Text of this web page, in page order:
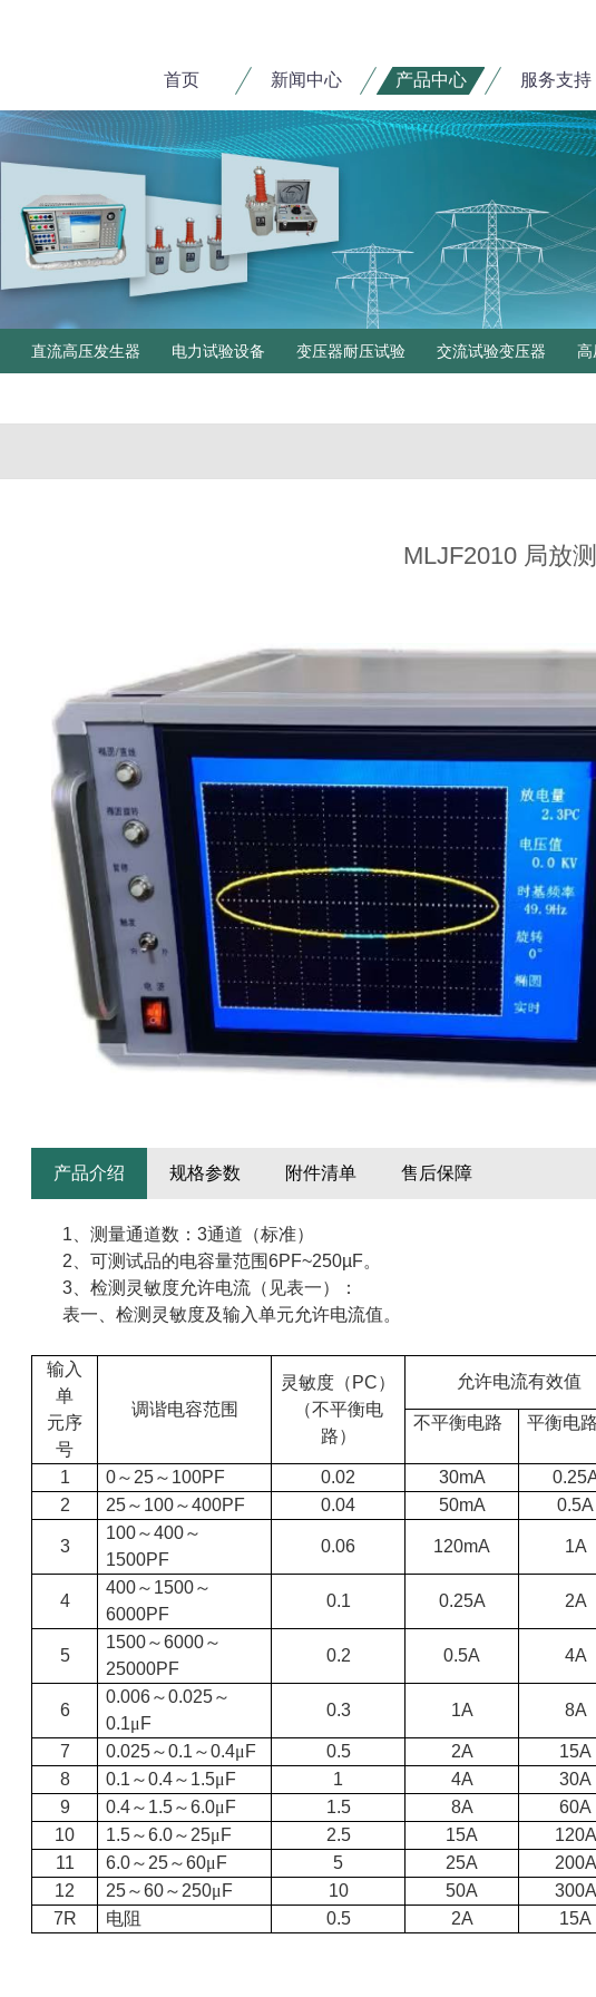
首页 新闻中心 产品中心 服务支持
直流高压发生器 电力试验设备 变压器耐压试验 交流试验变压器 高
MLJF2010 局放
产品介绍 规格参数 附件清单 售后保障
1 、测量通道数： 3通道（标准）
2 、可测试品的电容量范围6PF~250µF。
3 、检测灵敏度允许电流（见表一）：
表一、检测灵敏度及输入单元允许电流值。
输入
单
元序
号
调谐电容范围
灵敏度（ PC）
（不平衡电
路）
允许电流有效值
不平衡电路 平衡电
1 0～ 25～ 100PF 0.02 30mA
2
25～ 100～400PF 0.04 50mA 0.5A
3
100～400～
1500PF
0.06 120mA 1A
4
400～ 1500～
6000PF
0.1 0.25A 2A
5
1500～6000～
25000PF
0.2 0.5A 4A
6
0.006～0.025～
0.1μ F
0.3 1A 8A
7 0.025～0.1 ～0.4μ F 0.5 2A
15A
8
0.1 ～0.4～ 1.5μ F 1 4A
30A
9
0.4～ 1.5～6.0μ F 1.5 8A
60A
10
1.5～6.0～ 25μ F 2.5 15A
120A
11
6.0～ 25～60μ F 5 25A
200A
12
25～60～ 250μ F 10 50A
300A
7R
电阻 0.5 2A 15A